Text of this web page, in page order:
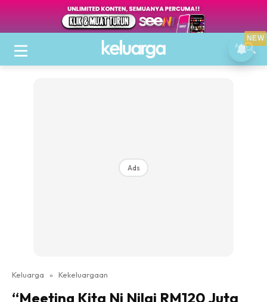
Ads
Keluarga » Kekeluargaan
“Meeting Kita Ni Nilai RM120 Juta
NEW